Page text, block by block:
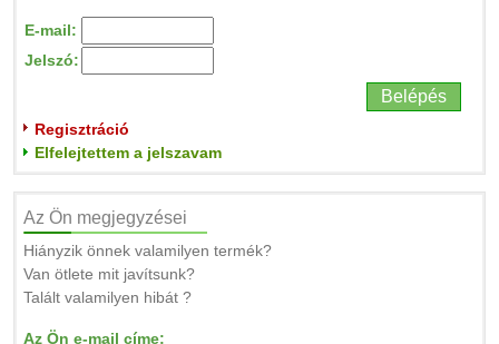
E-mail:
Jelszó:
Regisztráció
Elfelejtettem a jelszavam
Az Ön megjegyzései
Hiányzik önnek valamilyen termék?
Van ötlete mit javítsunk?
Talált valamilyen hibát ?
Az Ön e-mail címe: